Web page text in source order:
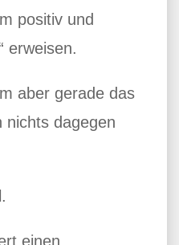
positiv und
erweisen.
aber gerade das
nichts dagegen
einen